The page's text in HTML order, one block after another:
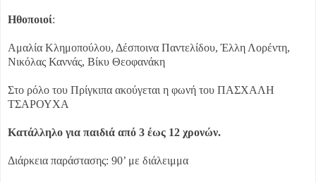
Ηθοποιοί:
Αμαλία Κλημοπούλου, Δέσποινα Παντελίδου, Έλλη Λορέντη,
Νικόλας Καννάς, Βίκυ Θεοφανάκη
Στο ρόλο του Πρίγκιπα ακούγεται η φωνή του ΠΑΣΧΑΛΗ
ΤΣΑΡΟΥΧΑ
Κατάλληλο για παιδιά από 3 έως 12 χρονών.
Διάρκεια παράστασης: 90’ με διάλειμμα